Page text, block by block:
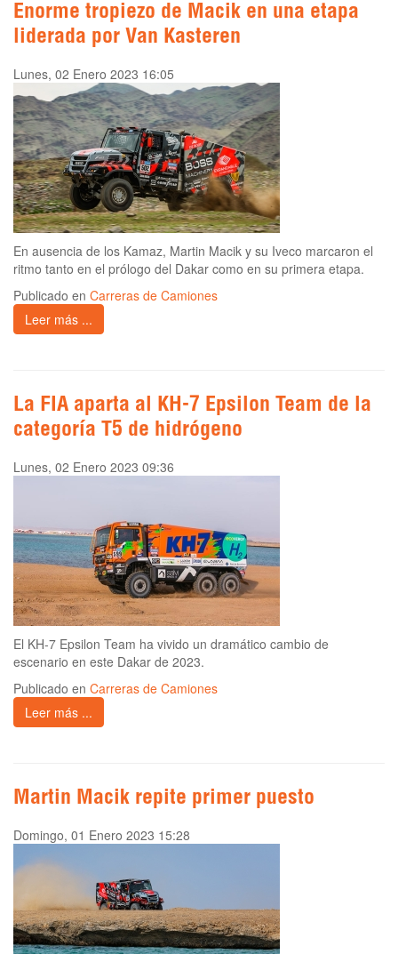
Enorme tropiezo de Macik en una etapa
liderada por Van Kasteren
Lunes, 02 Enero 2023 16:05
En ausencia de los Kamaz, Martin Macik y su Iveco marcaron el
ritmo tanto en el prólogo del Dakar como en su primera etapa.
Publicado en Carreras de Camiones
Leer más ...
La FIA aparta al KH-7 Epsilon Team de la
categoría T5 de hidrógeno
Lunes, 02 Enero 2023 09:36
El KH-7 Epsilon Team ha vivido un dramático cambio de
escenario en este Dakar de 2023.
Publicado en Carreras de Camiones
Leer más ...
Martin Macik repite primer puesto
Domingo, 01 Enero 2023 15:28